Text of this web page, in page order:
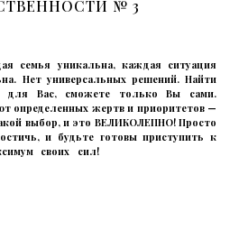
№ 3
семья уникальна, каждая ситуация
Нет универсальных решений. Найти
для Вас, сможете только Вы сами.
определенных жертв и приоритетов —
выбор, и это ВЕЛИКОЛЕПНО! Просто
и будьте готовы приступить к
своих сил!